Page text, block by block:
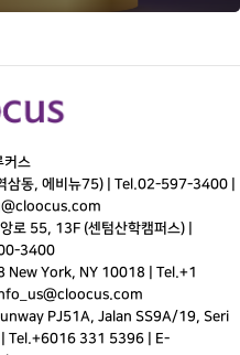
커스
삼동, 에비뉴75) | Tel.02-597-3400
로 55, 13F (센텀산학캠퍼스) |
3400
York, NY 10018 | Tel.+1
PJ51A, Jalan SS9A/19, Seri
Tel.+6016 331 5396 | E-